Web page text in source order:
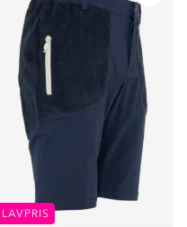
LAVPRIS